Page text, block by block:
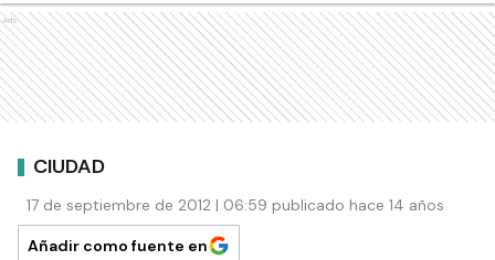
Ads
CIUDAD
17 de septiembre de 2012 | 06:59 publicado hace 14 años
Añadir como fuente en